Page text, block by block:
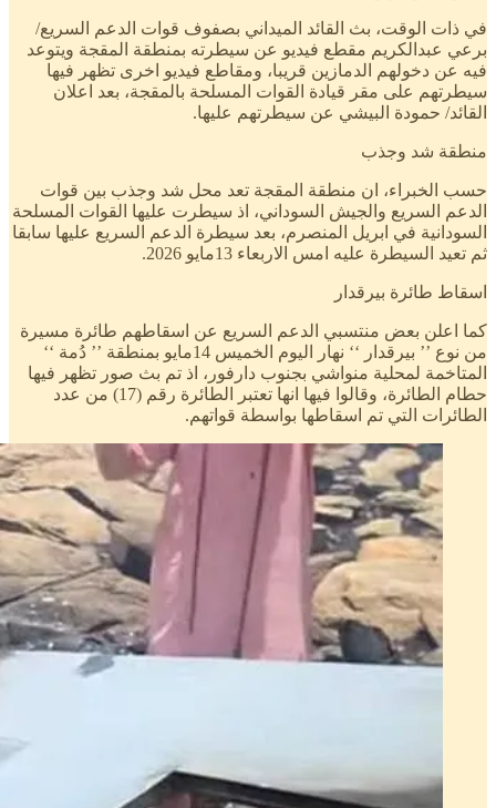
في ذات الوقت، بث القائد الميداني بصفوف قوات الدعم السريع/
برعي عبدالكريم مقطع فيديو عن سيطرته بمنطقة المقجة ويتوعد
فيه عن دخولهم الدمازين قريبا، ومقاطع فيديو اخرى تظهر فيها
سيطرتهم على مقر قيادة القوات المسلحة بالمقجة، بعد اعلان
القائد/ حمودة البيشي عن سيطرتهم عليها.
منطقة شد وجذب
حسب الخبراء، ان منطقة المقجة تعد محل شد وجذب بين قوات
الدعم السريع والجيش السوداني، اذ سيطرت عليها القوات المسلحة
السودانية في ابريل المنصرم، بعد سيطرة الدعم السريع عليها سابقا
ثم تعيد السيطرة عليه امس الاربعاء 13مايو 2026.
اسقاط طائرة بيرقدار
كما اعلن بعض منتسبي الدعم السريع عن اسقاطهم طائرة مسيرة
من نوع ’’ بيرقدار ‘‘ نهار اليوم الخميس 14مايو بمنطقة ’’ دُمة ‘‘
المتاخمة لمحلية منواشي بجنوب دارفور، اذ تم بث صور تظهر فيها
حطام الطائرة، وقالوا فيها انها تعتبر الطائرة رقم (17) من عدد
الطائرات التي تم اسقاطها بواسطة قواتهم.